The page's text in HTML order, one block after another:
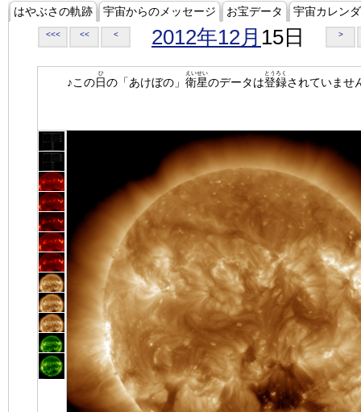
はやぶさの軌跡 宇宙からのメッセージ お宝データ 宇宙カレン
<<< << < 2012年12月 15日 >
♪この日
ひ
の「あけぼの」 衛星
えいせい
のデータは登録
とうろく
されていませ